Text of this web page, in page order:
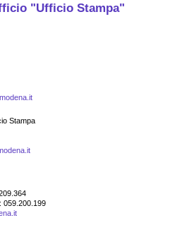
"Ufficio Stampa"
Stampa
059.200.199